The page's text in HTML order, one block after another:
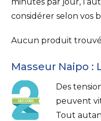
considérer selon vos
Aucun produit
Masseur Naipo :
Des
peuvent
Tout